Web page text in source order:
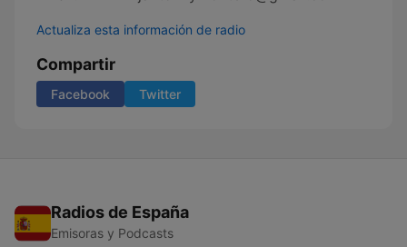
Actualiza esta información de radio
Compartir
Facebook Twitter
Radios de España
Emisoras y Podcasts